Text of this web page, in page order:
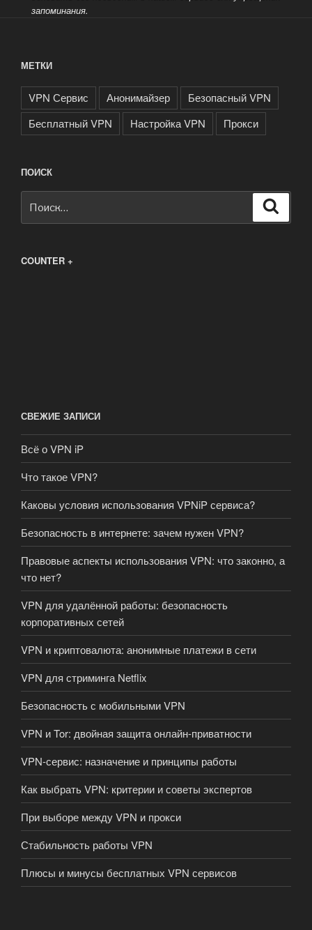
запоминания.
МЕТКИ
VPN Сервис Анонимайзер
Безопасный VPN
Бесплатный VPN
Настройка VPN Прокси
ПОИСК
COUNTER +
СВЕЖИЕ ЗАПИСИ
Всё о VPN iP
Что такое VPN?
Каковы условия использования VPNiP сервиса?
Безопасность в интернете: зачем нужен VPN?
Правовые аспекты использования VPN: что законно, а
что нет?
VPN для удалённой работы: безопасность
корпоративных сетей
VPN и криптовалюта: анонимные платежи в сети
VPN для стриминга Netflix
Безопасность с мобильными VPN
VPN и Tor: двойная защита онлайн-приватности
VPN-сервис: назначение и принципы работы
Как выбрать VPN: критерии и советы экспертов
При выборе между VPN и прокси
Стабильность работы VPN
Плюсы и минусы бесплатных VPN сервисов